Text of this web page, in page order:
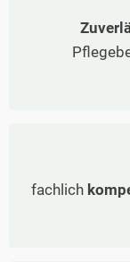
fachlich